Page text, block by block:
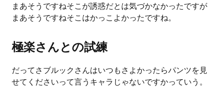
まあそうですねそこが誘惑だとは気づかなかったですが
まあそうですねそこはかっこよかったですね。
極楽さんとの試練
だってさブルックさんはいつもさよかったらパンツを見
せてくださいって言うキャラじゃないですかっていう。